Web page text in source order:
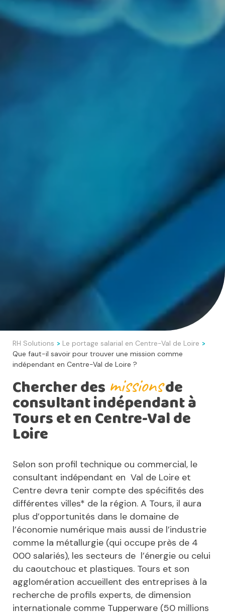
RH Solutions > Le portage salarial en Centre-Val de Loire >
Que faut-il savoir pour trouver une mission comme
indépendant en Centre-Val de Loire ?
Chercher des missionsde
consultant indépendant à
Tours et en Centre-Val de
Loire
Selon son profil technique ou commercial, le
consultant indépendant en Val de Loire et
Centre devra tenir compte des spécifités des
différentes villes* de la région. A Tours, il aura
plus d’opportunités dans le domaine de
l’économie numérique mais aussi de l’industrie
comme la métallurgie (qui occupe près de 4
000 salariés), les secteurs de l’énergie ou celui
du caoutchouc et plastiques. Tours et son
agglomération accueillent des entreprises à la
recherche de profils experts, de dimension
internationale comme Tupperware (50 millions